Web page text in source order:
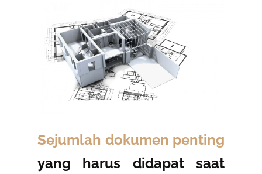
Sejumlah dokumen penting
yang harus didapat saat